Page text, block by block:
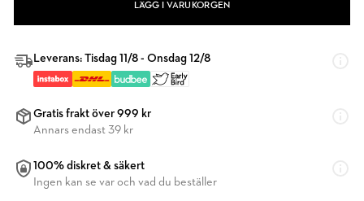
LÄGG I VARUKORGEN
Leverans: Tisdag 11/8 - Onsdag 12/8
Gratis frakt över 999 kr
Annars endast 39 kr
100% diskret & säkert
Ingen kan se var och vad du beställer